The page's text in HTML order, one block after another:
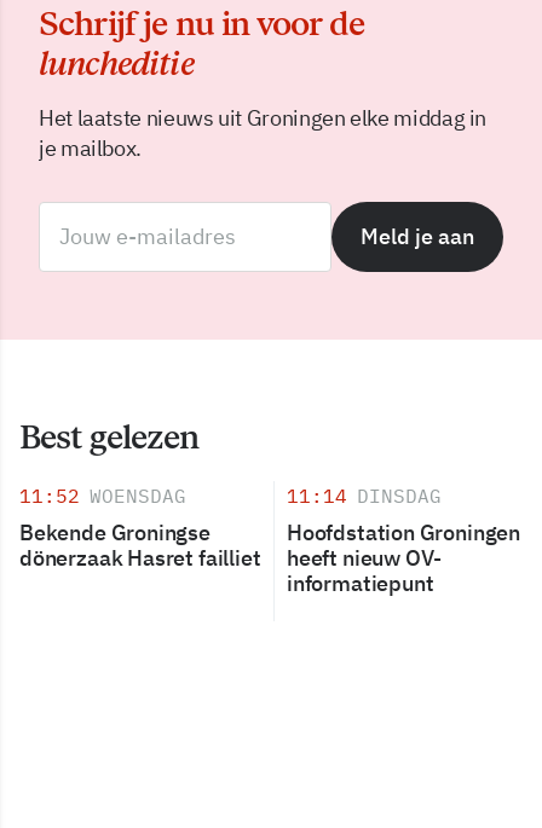
Schrijf je nu in voor de
luncheditie
Het laatste nieuws uit Groningen elke middag in
je mailbox.
Meld je aan
Best gelezen
11:52 WOENSDAG
Bekende Groningse
dönerzaak Hasret failliet
11:14 DINSDAG
Hoofdstation Groningen
heeft nieuw OV-
informatiepunt